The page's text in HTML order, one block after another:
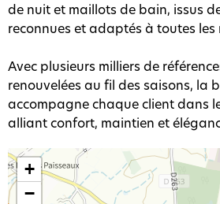
de nuit et maillots de bain, issus
reconnues et adaptés à toutes les
Avec plusieurs milliers de
renouvelées au fil des saisons, la
accompagne chaque client dans
alliant confort, maintien et
+
−